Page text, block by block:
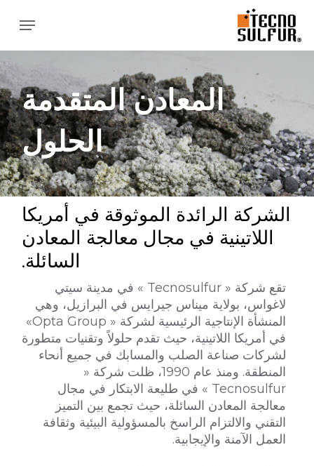
القائمة
المعادن المتقدمة
الحلول
الشركة الرائدة الموثوقة في أمريكا
اللاتينية في مجال معالجة المعادن
السائلة.
تقع شركة « Tecnosulfur » في مدينة سيتي
لاغواس، بولاية ميناس جيرايس في البرازيل، وهي
المنشأة الإنتاجية الرئيسية لشركة « Opta Group»
في أمريكا اللاتينية، حيث تقدم حلولاً وتقنيات متطورة
لشركات صناعة الصلب والمسابك في جميع أنحاء
المنطقة. ومنذ عام 1990، ظلت شركة «
Tecnosulfur » في طليعة الابتكار في مجال
معالجة المعادن السائلة، حيث تجمع بين التميز
التقني والالتزام الراسخ بالمسؤولية البيئية وثقافة
العمل الآمنة والإيجابية.